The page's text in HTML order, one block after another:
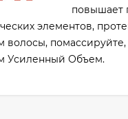
повышает
элементов,
помассируйте,
Усиленный Объем.